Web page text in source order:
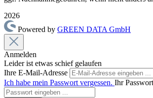
2026
Powered by GREEN DATA GmbH
Anmelden
Leider ist etwas schief gelaufen
Ihre E-Mail-Adresse
Ich habe mein Passwort vergessen. Ihr Passwort